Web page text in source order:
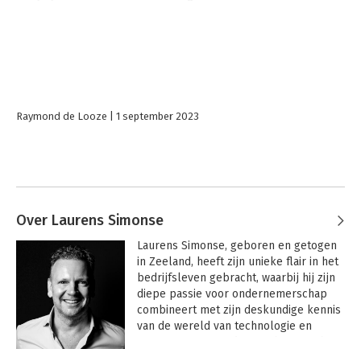
Raymond de Looze 1 september 2023
Over Laurens Simonse
Laurens Simonse, geboren en getogen
in Zeeland, heeft zijn unieke flair in het
bedrijfsleven gebracht, waarbij hij zijn
diepe passie voor ondernemerschap
combineert met zijn deskundige kennis
van de wereld van technologie en